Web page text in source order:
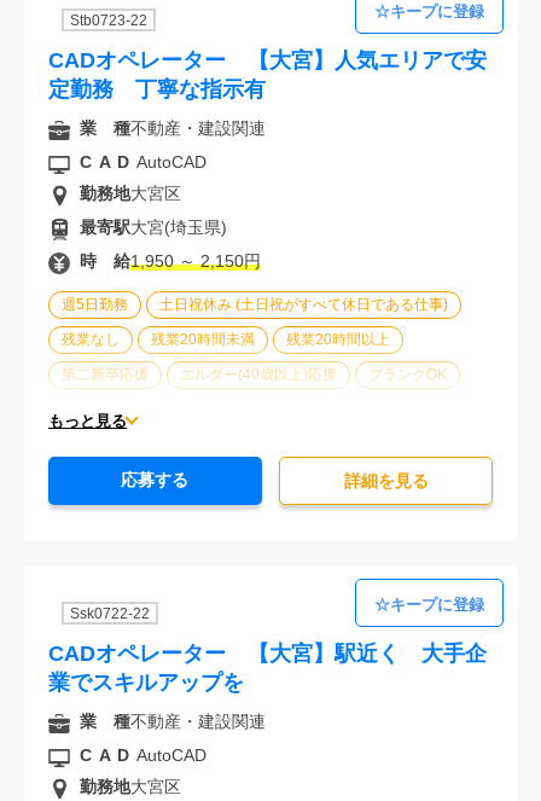
Stb0723-22
CADオペレーター 【大宮】人気エリアで安
定勤務 丁寧な指示有
週5日勤務 土日祝休み (土日祝がすべて休日である仕事)
残業なし 残業20時間未満 残業20時間以上
第二新卒応援 エルダー(40歳以上)応援 ブランクOK
服装自由
未経験歓迎
もっと見る
業 種不動産・建設関連
CAD AutoCAD
勤務地大宮区
最寄駅大宮(埼玉県)
時 給1,950 ～ 2,150円
応募する 詳細を⾒る
Ssk0722-22
CADオペレーター 【大宮】駅近く 大手企
業でスキルアップを
業 種不動産・建設関連
CAD AutoCAD
勤務地大宮区